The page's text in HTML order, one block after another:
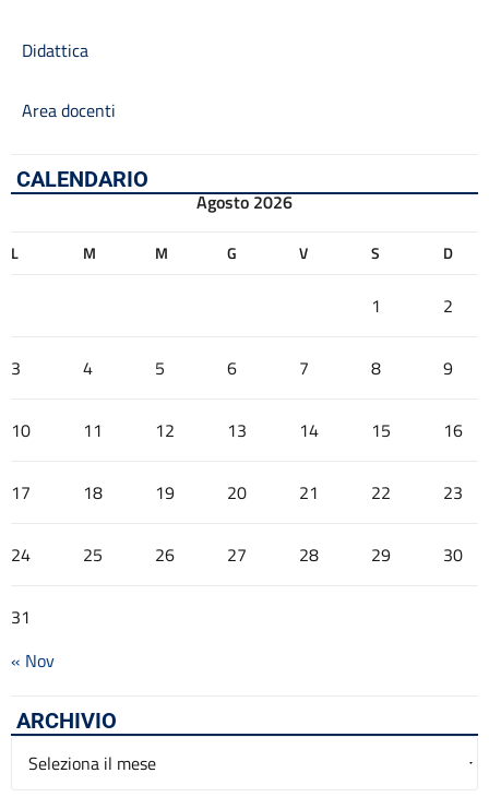
Didattica
Area docenti
CALENDARIO
Agosto 2026
L M M G V S D
1 2
3 4 5 6 7 8 9
10 11 12 13 14 15 16
17 18 19 20 21 22 23
24 25 26 27 28 29 30
31
« Nov
ARCHIVIO
Archivio